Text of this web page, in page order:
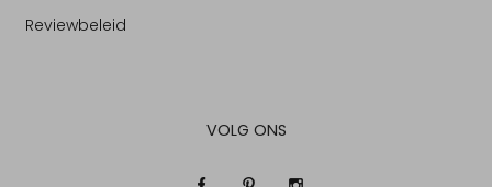
Reviewbeleid
VOLG ONS